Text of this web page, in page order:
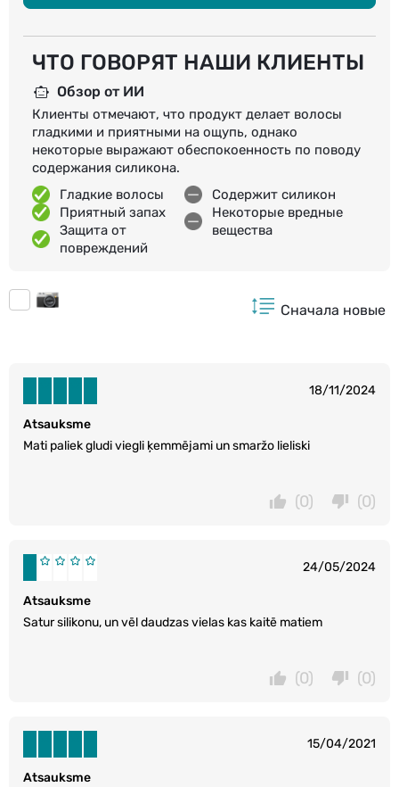
ЧТО ГОВОРЯТ НАШИ КЛИЕНТЫ
Обзор от ИИ
Клиенты отмечают, что продукт делает волосы
гладкими и приятными на ощупь, однако
некоторые выражают обеспокоенность по поводу
содержания силикона.
Гладкие волосы
Приятный запах
Защита от
повреждений
Содержит силикон
Некоторые вредные
вещества
Сначала новые
18/11/2024
Atsauksme
Mati paliek gludi viegli ķemmējami un smaržo lieliski
(0)
(0)
24/05/2024
Atsauksme
Satur silikonu, un vēl daudzas vielas kas kaitē matiem
(0)
(0)
15/04/2021
Atsauksme